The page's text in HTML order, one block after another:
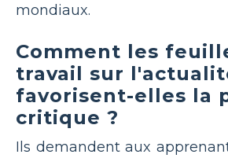
mondiaux.
Comment les
travail sur
favorisent-elles la
critique ?
Ils demandent aux